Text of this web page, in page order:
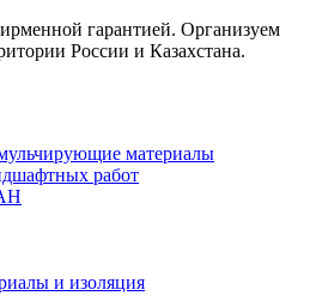
гарантией. Организуем
России и Казахстана.
материалы
работ
и изоляция